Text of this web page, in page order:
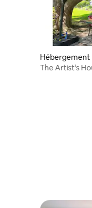
Hébergement
The Artist's